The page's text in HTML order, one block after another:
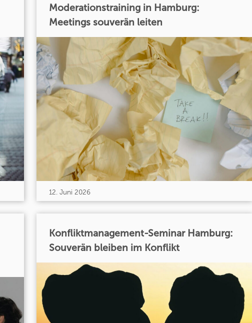
Moderationstraining in Hamburg:
Meetings souverän leiten
12. Juni 2026
Konfliktmanagement-Seminar Hamburg:
Souverän bleiben im Konflikt